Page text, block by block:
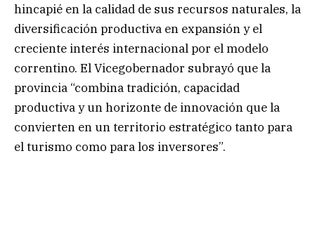
hincapié en la calidad de sus recursos naturales, la
diversificación productiva en expansión y el
creciente interés internacional por el modelo
correntino. El Vicegobernador subrayó que la
provincia “combina tradición, capacidad
productiva y un horizonte de innovación que la
convierten en un territorio estratégico tanto para
el turismo como para los inversores”.